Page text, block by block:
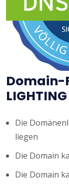
Domain-
LIGHTING
Die
liegen
Die Domain
Die Domain